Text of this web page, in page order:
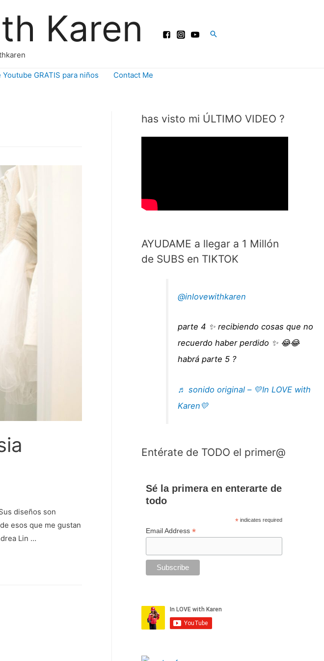
Karen Buscar
Youtube GRATIS para niños Contact Me
diseños son
esos que me gustan
Lin …
has visto mi ÚLTIMO VIDEO ?
AYUDAME a llegar a 1 Millón
de SUBS en TIKTOK
@inlovewithkaren
parte 4 ✨ recibiendo cosas que no
recuerdo haber perdido ✨ 😂😂
habrá parte 5 ?
♬ sonido original – 💛In LOVE with
Karen💛
Entérate de TODO el primer@
Sé la primera en enterarte de
todo
* indicates required
Email Address *